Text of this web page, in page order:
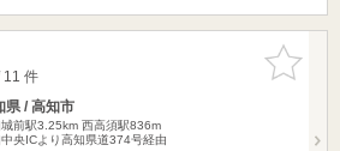
お気に入
りに追加
件
県 / 高知市
前駅3.25km 西高須駅836m
央ICより高知県道374号経由